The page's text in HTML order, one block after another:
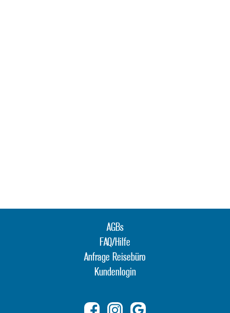
AGBs
FAQ/Hilfe
Anfrage Reisebüro
Kundenlogin